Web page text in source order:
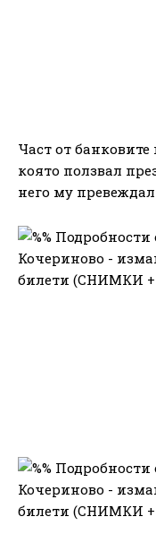
Част от
която ползвал
него му